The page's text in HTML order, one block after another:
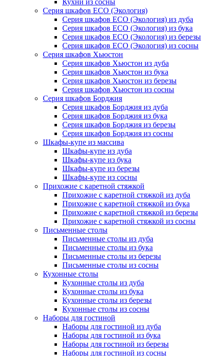
Кухни из сосны
Серия шкафов ECO (Экология)
Серия шкафов ECO (Экология) из дуба
Серия шкафов ECO (Экология) из бука
Серия шкафов ECO (Экология) из березы
Серия шкафов ECO (Экология) из сосны
Серия шкафов Хьюстон
Серия шкафов Хьюстон из дуба
Серия шкафов Хьюстон из бука
Серия шкафов Хьюстон из березы
Серия шкафов Хьюстон из сосны
Серия шкафов Борджия
Серия шкафов Борджия из дуба
Серия шкафов Борджия из бука
Серия шкафов Борджия из березы
Серия шкафов Борджия из сосны
Шкафы-купе из массива
Шкафы-купе из дуба
Шкафы-купе из бука
Шкафы-купе из березы
Шкафы-купе из сосны
Прихожие с каретной стяжкой
Прихожие с каретной стяжкой из дуба
Прихожие с каретной стяжкой из бука
Прихожие с каретной стяжкой из березы
Прихожие с каретной стяжкой из сосны
Письменные столы
Письменные столы из дуба
Письменные столы из бука
Письменные столы из березы
Письменные столы из сосны
Кухонные столы
Кухонные столы из дуба
Кухонные столы из бука
Кухонные столы из березы
Кухонные столы из сосны
Наборы для гостиной
Наборы для гостиной из дуба
Наборы для гостиной из бука
Наборы для гостиной из березы
Наборы для гостиной из сосны